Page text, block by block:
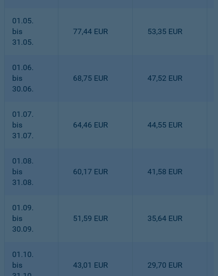
01.05.
bis
31.05.
77,44 EUR 53,35 EUR
01.06.
bis
30.06.
68,75 EUR 47,52 EUR
01.07.
bis
31.07.
64,46 EUR 44,55 EUR
01.08.
bis
31.08.
60,17 EUR 41,58 EUR
01.09.
bis
30.09.
51,59 EUR 35,64 EUR
01.10.
bis
43,01 EUR 29,70 EUR